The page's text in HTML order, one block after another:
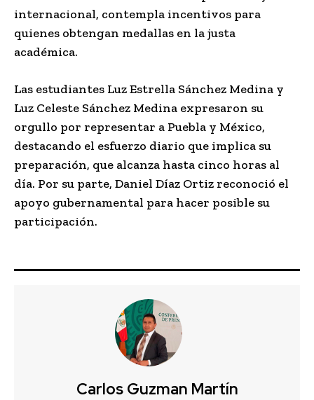
internacional, contempla incentivos para
quienes obtengan medallas en la justa
académica.
Las estudiantes Luz Estrella Sánchez Medina y
Luz Celeste Sánchez Medina expresaron su
orgullo por representar a Puebla y México,
destacando el esfuerzo diario que implica su
preparación, que alcanza hasta cinco horas al
día. Por su parte, Daniel Díaz Ortiz reconoció el
apoyo gubernamental para hacer posible su
participación.
Carlos Guzman Martín